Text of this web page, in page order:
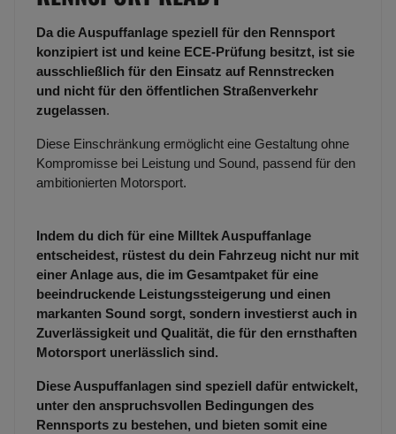
Da die Auspuffanlage speziell für den Rennsport
konzipiert ist und keine ECE-Prüfung besitzt, ist sie
ausschließlich für den Einsatz auf Rennstrecken
und nicht für den öffentlichen Straßenverkehr
zugelassen.
Diese Einschränkung ermöglicht eine Gestaltung ohne
Kompromisse bei Leistung und Sound, passend für den
ambitionierten Motorsport.
Indem du dich für eine Milltek Auspuffanlage
entscheidest, rüstest du dein Fahrzeug nicht nur mit
einer Anlage aus, die im Gesamtpaket für eine
beeindruckende Leistungssteigerung und einen
markanten Sound sorgt, sondern investierst auch in
Zuverlässigkeit und Qualität, die für den ernsthaften
Motorsport unerlässlich sind.
Diese Auspuffanlagen sind speziell dafür entwickelt,
unter den anspruchsvollen Bedingungen des
Rennsports zu bestehen, und bieten somit eine